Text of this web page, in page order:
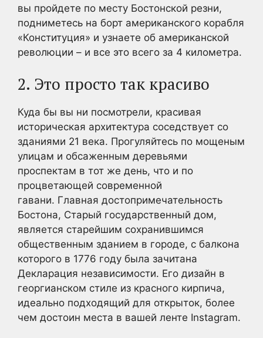
вы пройдете по месту Бостонской резни,
подниметесь на борт американского корабля
«Конституция» и узнаете об американской
революции – и все это всего за 4 километра.
2. Это просто так красиво
Куда бы вы ни посмотрели, красивая
историческая архитектура соседствует со
зданиями 21 века. Прогуляйтесь по мощеным
улицам и обсаженным деревьями
проспектам в тот же день, что и по
процветающей современной
гавани. Главная достопримечательность
Бостона, Старый государственный дом,
является старейшим сохранившимся
общественным зданием в городе, с балкона
которого в 1776 году была зачитана
Декларация независимости. Его дизайн в
георгианском стиле из красного кирпича,
идеально подходящий для открыток, более
чем достоин места в вашей ленте Instagram.